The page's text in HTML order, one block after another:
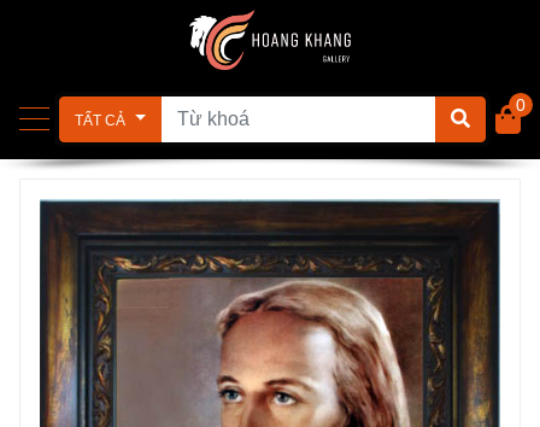
TẤT CẢ
0